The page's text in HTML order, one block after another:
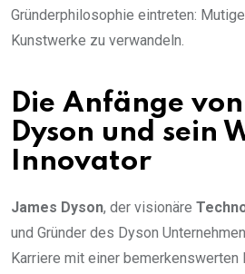
Gründerphilosophie eintreten:
Kunstwerke zu verwandeln.
Die Anfänge
Dyson und sein
Innovator
James Dyson, der visionäre
und Gründer des Dyson
Karriere mit einer bemerkenswerten